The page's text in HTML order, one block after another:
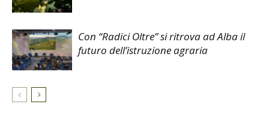
Con “Radici Oltre” si ritrova ad Alba il
futuro dell’istruzione agraria